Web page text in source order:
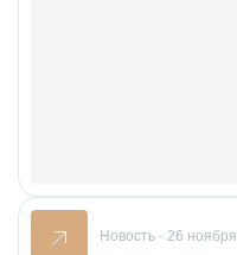
Новость · 26 ноября